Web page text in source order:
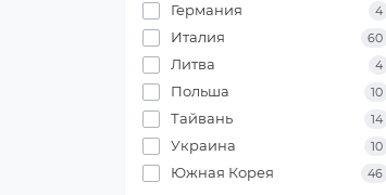
Германия 4
Италия 60
Литва 4
Польша 10
Тайвань 14
Украина 10
Южная Корея 46